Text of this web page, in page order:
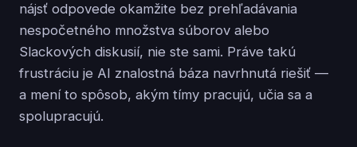
nájsť odpovede okamžite bez prehľadávania
nespočetného množstva súborov alebo
Slackových diskusií, nie ste sami. Práve takú
frustráciu je AI znalostná báza navrhnutá riešiť —
a mení to spôsob, akým tímy pracujú, učia sa a
spolupracujú.